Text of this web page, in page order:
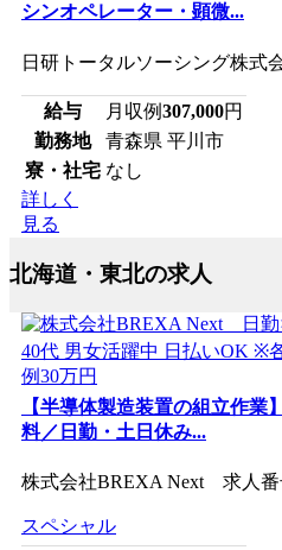
シンオペレーター・顕微...
日研トータルソーシング株式
給与 月収例307,000円
勤務地
青森県 平川市
寮・社宅 なし
詳しく
見る
北海道・東北の求人
【半導体製造装置の組立作業
料／日勤・土日休み...
株式会社BREXA Next 求人番
スペシャル